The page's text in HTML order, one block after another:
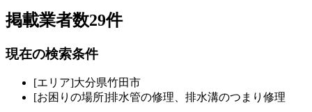
掲載業者数29件
現在の検索条件
[エリア]大分県竹田市
[お困りの場所]排水管の修理、排水溝のつまり修理